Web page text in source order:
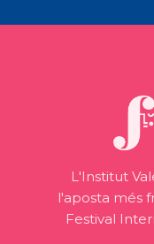
L'Institut
l'aposta més
Festival